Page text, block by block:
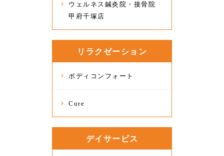
ウェルネス鍼灸院・接骨院
甲府千塚店
リラクゼーション
ボディコンフォート
Cure
デイサービス